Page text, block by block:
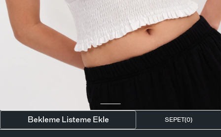
SEPET(0)
Bekleme Listeme Ekle
T-SHIRT
GÖMLEK
FULAR-SAÇ BANDI